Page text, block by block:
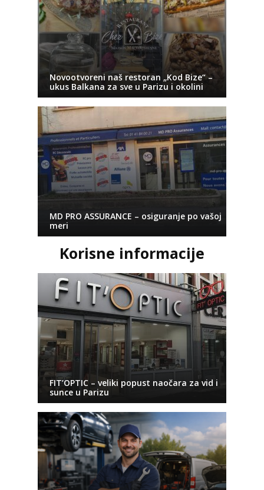
Novootvoreni naš restoran „Kod Bize“ –
ukus Balkana za sve u Parizu i okolini
MD PRO ASSURANCE – osiguranje po vašoj
meri
Korisne informacije
FIT’OPTIC – veliki popust naočara za vid i
sunce u Parizu